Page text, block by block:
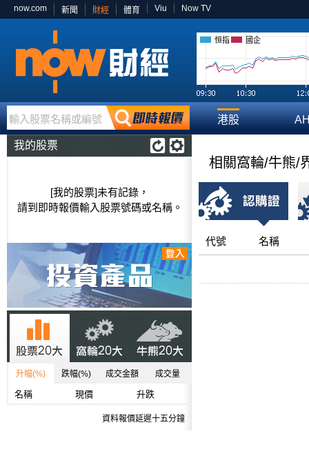
now.com 新聞 財經 體育 Viu Now TV
恒指 國企
輸入股票名稱或編號 港股
我的股票
[我的股票]未有記錄，
請到即時報價輸入股票號碼或名稱。
升幅(%) 跌幅(%) 成交金額 成交量
名稱 現價 升跌
資料報價延遲十五分鐘
相關窩輪/牛熊/
代號 名稱